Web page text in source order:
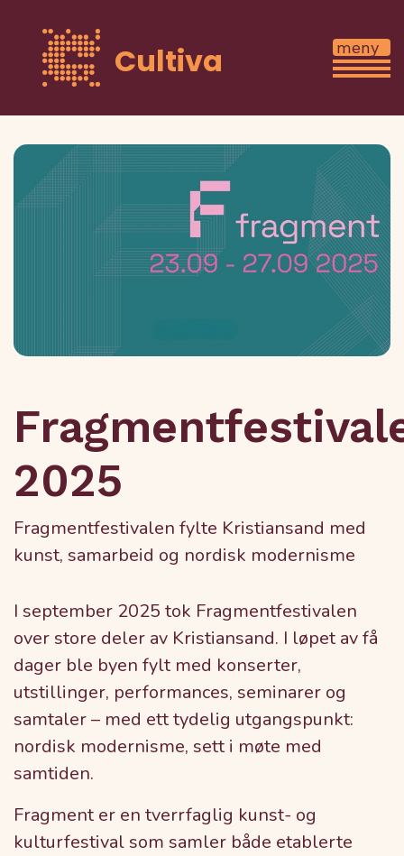
Cultiva
2025
Fragmentfestivalen fylte Kristiansand med
kunst, samarbeid og nordisk modernisme
I september 2025 tok Fragmentfestivalen
over store deler av Kristiansand. I løpet av få
dager ble byen fylt med konserter,
utstillinger, performances, seminarer og
samtaler – med ett tydelig utgangspunkt:
nordisk modernisme, sett i møte med
samtiden.
Fragment er en tverrfaglig kunst- og
kulturfestival som samler både etablerte